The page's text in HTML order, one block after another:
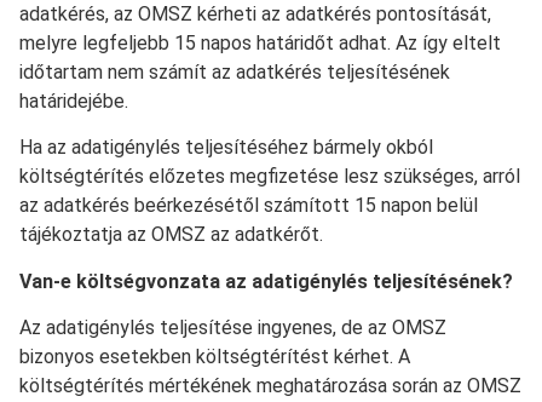
adatkérés, az OMSZ kérheti az adatkérés pontosítását,
melyre legfeljebb 15 napos határidőt adhat. Az így eltelt
időtartam nem számít az adatkérés teljesítésének
határidejébe.
Ha az adatigénylés teljesítéséhez bármely okból
költségtérítés előzetes megfizetése lesz szükséges, arról
az adatkérés beérkezésétől számított 15 napon belül
tájékoztatja az OMSZ az adatkérőt.
Van-e költségvonzata az adatigénylés teljesítésének?
Az adatigénylés teljesítése ingyenes, de az OMSZ
bizonyos esetekben költségtérítést kérhet. A
költségtérítés mértékének meghatározása során az OMSZ